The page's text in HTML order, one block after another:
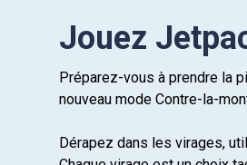
Jouez
Préparez-vous à prendre la
nouveau mode Contre-la-
Dérapez dans les virages,